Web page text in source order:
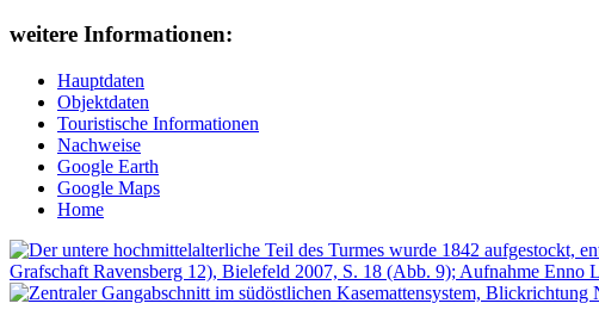
weitere Informationen:
Hauptdaten
Objektdaten
Touristische Informationen
Nachweise
Google Earth
Google Maps
Home